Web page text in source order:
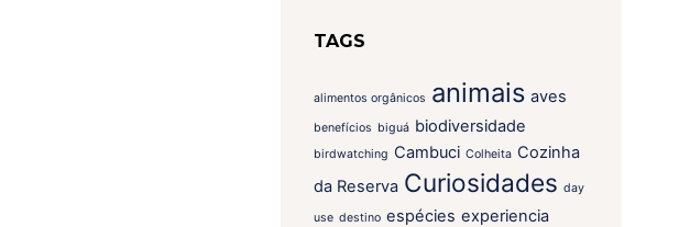
TAGS
alimentos orgânicos animais aves
benefícios biguá biodiversidade
birdwatching Cambuci Colheita Cozinha
da Reserva Curiosidades day
use destino espécies experiencia